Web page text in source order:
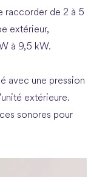
raccorder de 2 à 5
extérieur,
à 9,5 kW.
avec une pression
extérieure.
sonores pour